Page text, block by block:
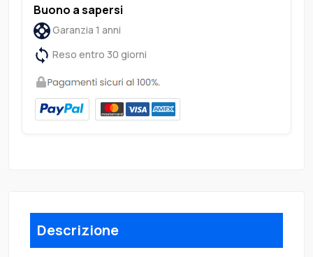
Buono a sapersi
Garanzia 1 anni
Reso entro 30 giorni
Descrizione